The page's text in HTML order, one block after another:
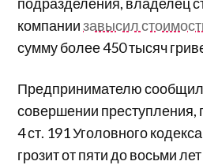
компаниизавысил
сумму более 450 тысяч
Предпринимателю
совершении преступления,
4 ст. 191 Уголовного
грозит от пяти до восьми